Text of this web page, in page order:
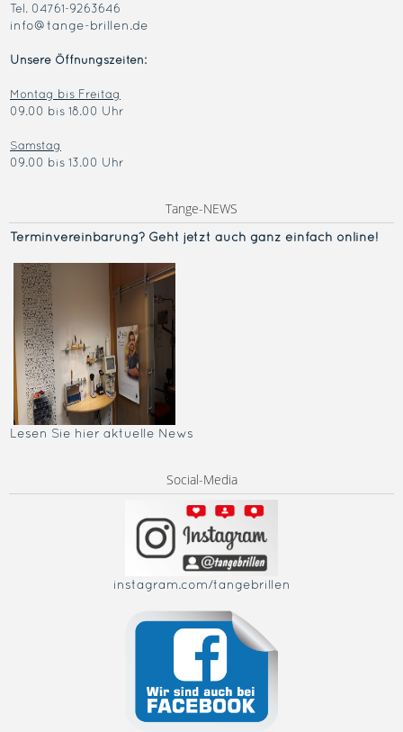
Tel. 04761-9263646
info@tange-brillen.de
Unsere Öffnungszeiten:
Montag bis Freitag
09.00 bis 18.00 Uhr
Samstag
09.00 bis 13.00 Uhr
Tange-NEWS
Terminvereinbarung? Geht jetzt auch ganz einfach online!
Lesen Sie hier aktuelle News
Social-Media
instagram.com/tangebrillen